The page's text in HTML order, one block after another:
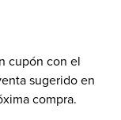
cupón con el
sugerido en
compra.